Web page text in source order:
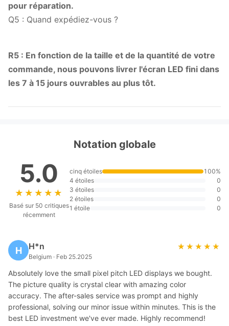
pour réparation.
Q5 : Quand expédiez-vous ?
R5 : En fonction de la taille et de la quantité de votre
commande, nous pouvons livrer l'écran LED fini dans
les 7 à 15 jours ouvrables au plus tôt.
Notation globale
5.0
★★★★★
★★★★★
Basé sur 50 critiques
récemment
cinq étoiles
100%
4 étoiles
0
3 étoiles
0
2 étoiles
0
1 étoile
0
H H*n
Belgium · Feb 25.2025
★★★★★
★★★★★
Absolutely love the small pixel pitch LED displays we bought.
The picture quality is crystal clear with amazing color
accuracy. The after-sales service was prompt and highly
professional, solving our minor issue within minutes. This is the
best LED investment we've ever made. Highly recommend!